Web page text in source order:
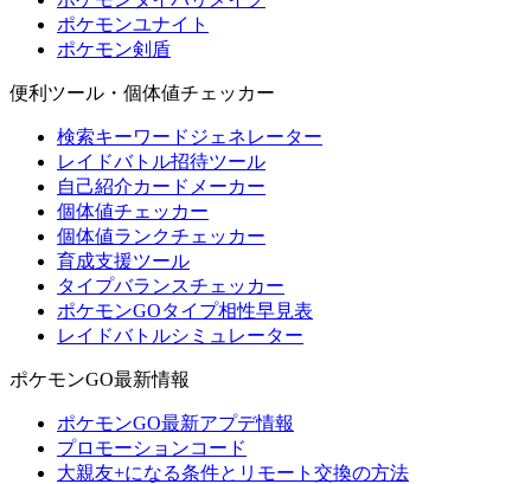
ポケモンユナイト
ポケモン剣盾
便利ツール・個体値チェッカー
検索キーワードジェネレーター
レイドバトル招待ツール
自己紹介カードメーカー
個体値チェッカー
個体値ランクチェッカー
育成支援ツール
タイプバランスチェッカー
ポケモンGOタイプ相性早見表
レイドバトルシミュレーター
ポケモンGO最新情報
ポケモンGO最新アプデ情報
プロモーションコード
大親友+になる条件とリモート交換の方法